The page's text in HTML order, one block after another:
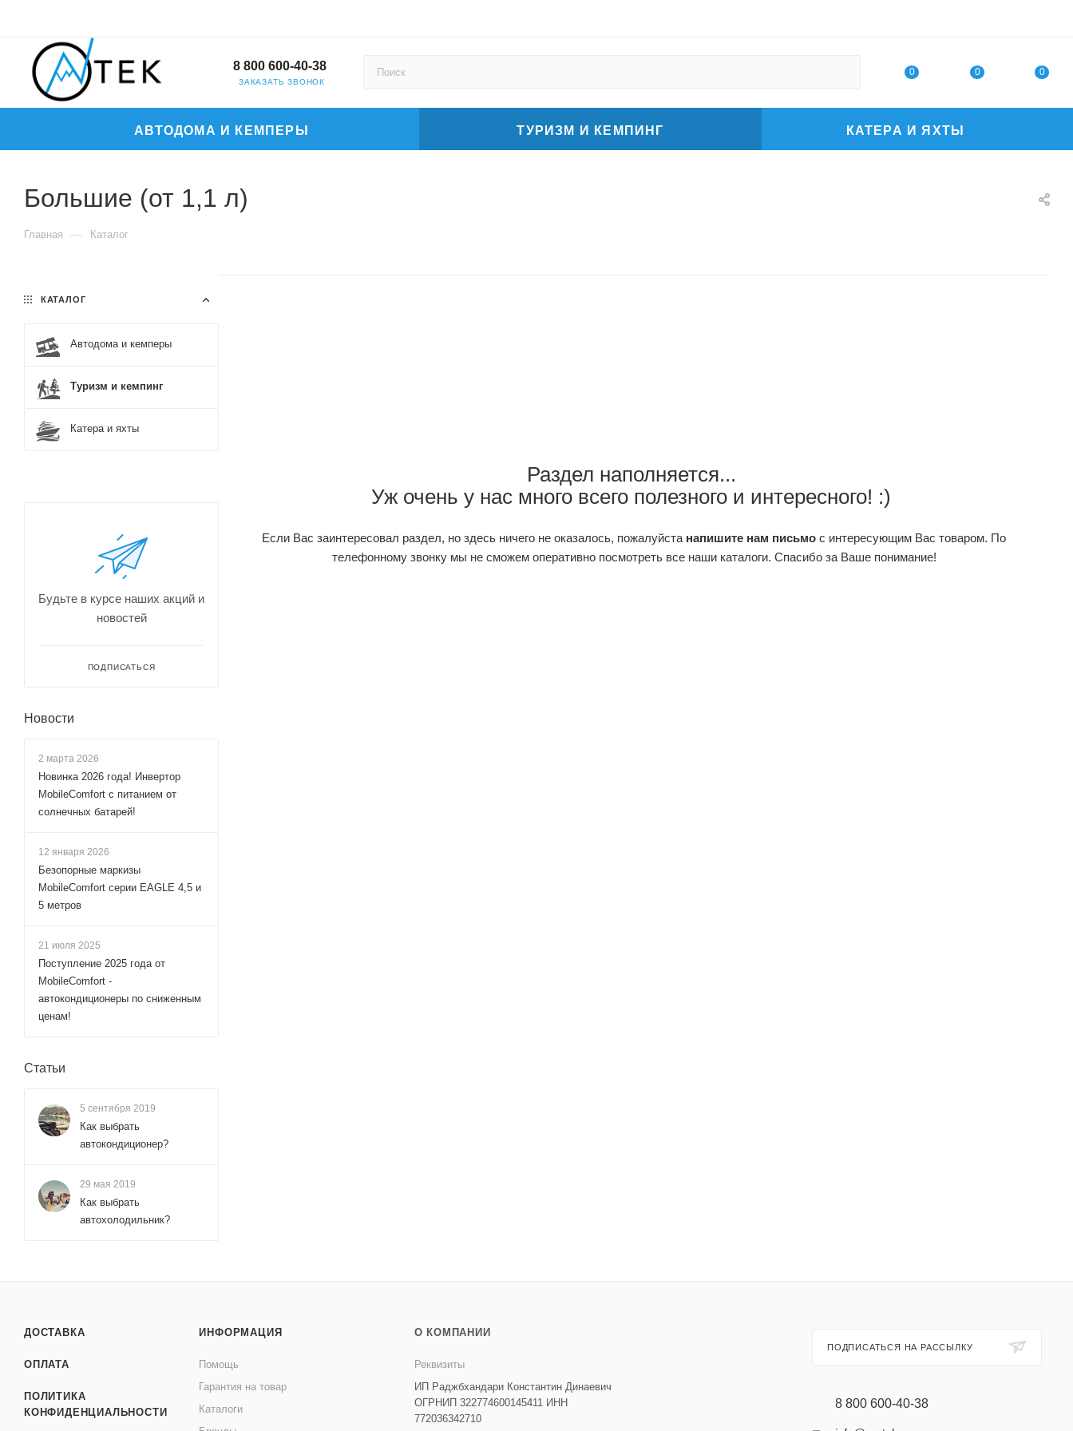
8 800 600-40-38
ЗАКАЗАТЬ ЗВОНОК
0 0 0
АВТОДОМА И КЕМПЕРЫ ТУРИЗМ И КЕМПИНГ КАТЕРА И ЯХТЫ
Большие (от 1,1 л)
Главная — Каталог
Раздел наполняется...
Уж очень у нас много всего полезного и интересного! :)
Если Вас заинтересовал раздел, но здесь ничего не оказалось, пожалуйста напишите нам письмо с интересующим Вас товаром. По
телефонному звонку мы не сможем оперативно посмотреть все наши каталоги. Спасибо за Ваше понимание!
КАТАЛОГ
Автодома и кемперы
Туризм и кемпинг
Катера и яхты
Будьте в курсе наших акций и
новостей
ПОДПИСАТЬСЯ
Новости
2 марта 2026
Новинка 2026 года! Инвертор
MobileComfort с питанием от
солнечных батарей!
12 января 2026
Безопорные маркизы
MobileComfort серии EAGLE 4,5 и
5 метров
21 июля 2025
Поступление 2025 года от
MobileComfort -
автокондиционеры по сниженным
ценам!
Статьи
5 сентября 2019
Как выбрать
автокондиционер?
29 мая 2019
Как выбрать
автохолодильник?
ДОСТАВКА
ОПЛАТА
ПОЛИТИКА
КОНФИДЕНЦИАЛЬНОСТИ
ИНФОРМАЦИЯ
Помощь
Гарантия на товар
Каталоги
О КОМПАНИИ
Реквизиты
ИП Раджбхандари Константин Динаевич
ОГРНИП 322774600145411 ИНН
772036342710
ПОДПИСАТЬСЯ НА РАССЫЛКУ
8 800 600-40-38